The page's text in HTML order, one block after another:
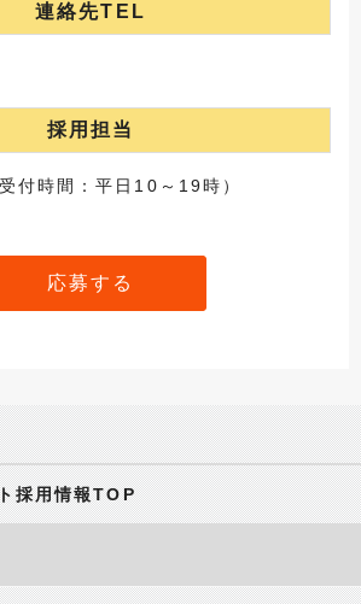
連絡先TEL
採用担当
付時間：平日10～19時）
応募する
採用情報TOP